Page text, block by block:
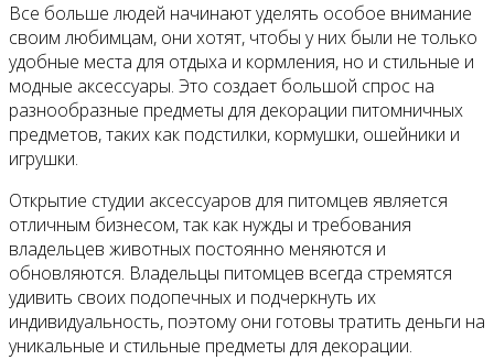
Все больше людей начинают уделять особое внимание
своим любимцам, они хотят, чтобы у них были не только
удобные места для отдыха и кормления, но и стильные и
модные аксессуары. Это создает большой спрос на
разнообразные предметы для декорации питомничных
предметов, таких как подстилки, кормушки, ошейники и
игрушки.
Открытие студии аксессуаров для питомцев является
отличным бизнесом, так как нужды и требования
владельцев животных постоянно меняются и
обновляются. Владельцы питомцев всегда стремятся
удивить своих подопечных и подчеркнуть их
индивидуальность, поэтому они готовы тратить деньги на
уникальные и стильные предметы для декорации.